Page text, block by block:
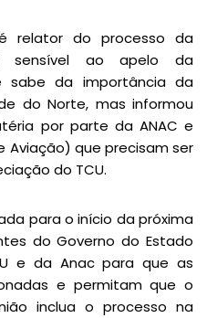
relator do processo da
sensível ao apelo da
sabe da importância da
do Norte, mas informou
por parte da ANAC e
Aviação) que precisam ser
do TCU.
para o início da próxima
do Governo do Estado
e da Anac para que as
e permitam que o
inclua o processo na